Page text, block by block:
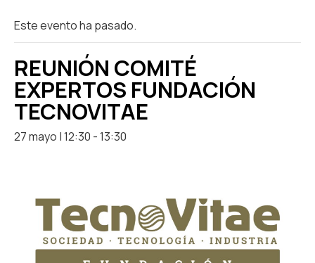
Este evento ha pasado.
REUNIÓN COMITÉ
EXPERTOS FUNDACIÓN
TECNOVITAE
27 mayo | 12:30 -13:30